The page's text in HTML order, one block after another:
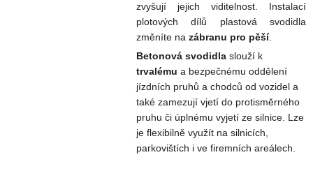
zvyšují jejich viditelnost. Instalací
plotových dílů plastová svodidla
změníte na zábranu pro pěší.
Betonová svodidla slouží k
trvalému a bezpečnému oddělení
jízdních pruhů a chodců od vozidel a
také zamezují vjetí do protisměrného
pruhu či úplnému vyjetí ze silnice. Lze
je flexibilně využít na silnicích,
parkovištích i ve firemních areálech.